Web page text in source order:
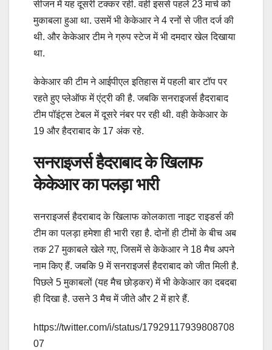
सीजन में यह दूसरी टक्कर रही. वही इससे पहले 23 मार्च को
मुकाबला हुआ था. उसमें भी केकेआर ने 4 रनों से जीत दर्ज की
थी. और केकेआर टीम ने ग्रुप स्टेज में भी दमदार खेल दिखाया
था.
केकेआर की टीम ने आईपीएल इतिहास में पहली बार टॉप पर
रहते हुए प्लेऑफ में एंट्री की है. जबकि सनराइजर्स हैदराबाद
टीम पॉइंट्स टेबल में दूसरे नंबर पर रही थी. वही केकेआर के
19 और हैदराबाद के 17 अंक रहे.
सनराइजर्स हैदराबाद के खिलाफ
केकेआर का पलड़ा भारी
सनराइजर्स हैदराबाद के खिलाफ कोलकाता नाइट राइडर्स की
टीम का पलड़ा हमेशा ही भारी रहा है. दोनों ही टीमों के बीच अब
तक 27 मुकाबले खेले गए, जिसमें से केकेआर ने 18 मैच अपने
नाम किए हैं. जबकि 9 में सनराइजर्स हैदराबाद को जीत मिली है.
पिछले 5 मुकाबलों (यह मैच छोड़कर) में भी केकेआर का दबदबा
ही दिखा है. उसने 3 मैच में जीते और 2 में हारे हैं.
https://twitter.com/i/status/17929117939808708
07